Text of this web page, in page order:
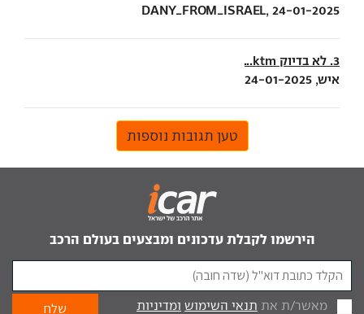
DANY_FROM_ISRAEL, 24-01-2025
3. לא בדיוק ktm...
איש, 24-01-2025
טען תגובות נוספות
הירשמו לקבלת עדכונים ומבצעים בעולם הרכב
מאשר/ת את תנאי השימוש ומדיניות